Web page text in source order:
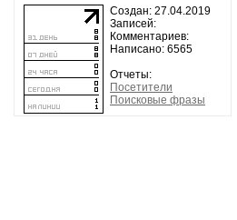
Создан: 27.04.2019
Записей:
Комментариев:
Написано: 6565
Отчеты:
Посетители
Поисковые фразы